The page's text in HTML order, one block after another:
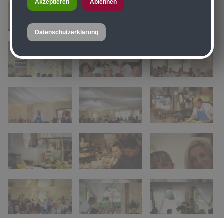
Akzeptieren Ablehnen
Datenschutzerklärung